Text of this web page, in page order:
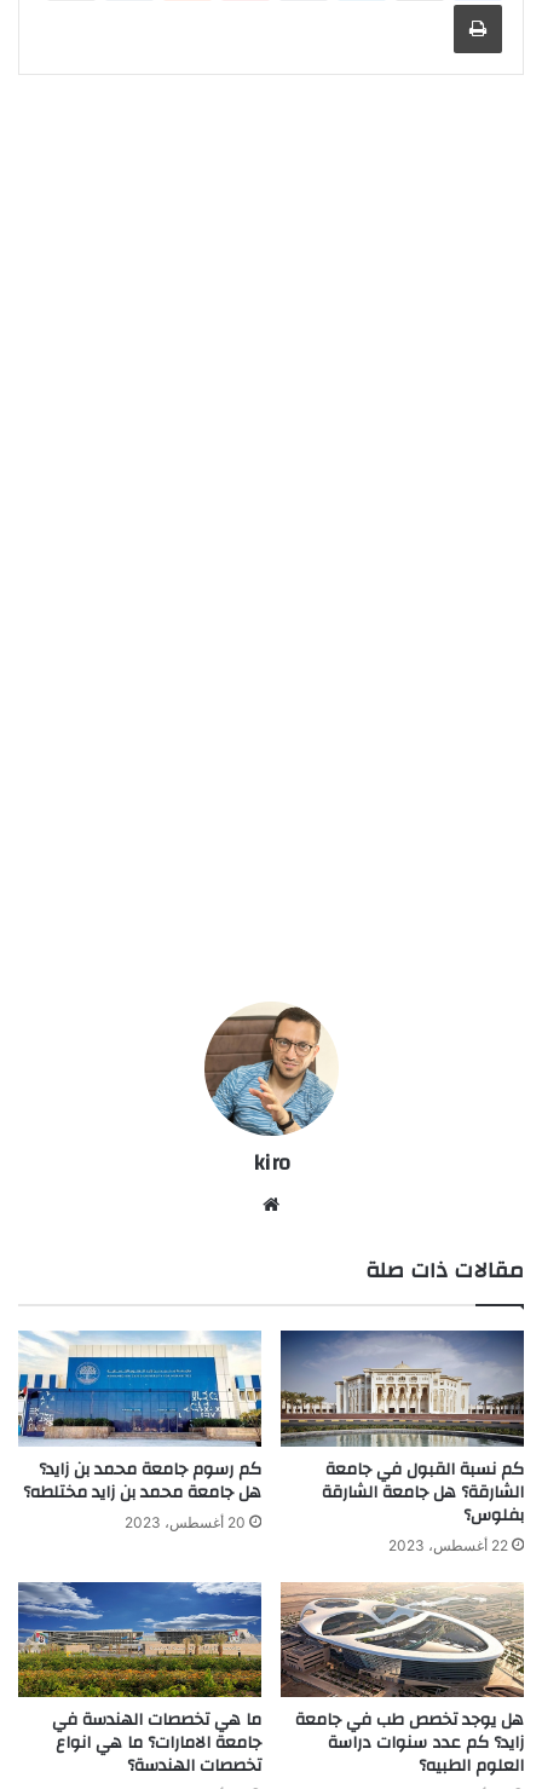
kiro
مقالات ذات صلة
كم نسبة القبول في جامعة
الشارقة؟ هل جامعة الشارقة
بفلوس؟
22 أغسطس، 2023
كم رسوم جامعة محمد بن زايد؟
هل جامعة محمد بن زايد مختلطه؟
20 أغسطس، 2023
هل يوجد تخصص طب في جامعة
زايد؟ كم عدد سنوات دراسة
العلوم الطبيه؟
ما هي تخصصات الهندسة في
جامعة الامارات؟ ما هي انواع
تخصصات الهندسة؟